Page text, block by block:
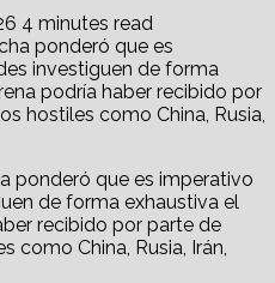
4 minutes read
ponderó que es imperativo
de forma exhaustiva el
recibido por parte de
como China, Rusia, Irán,